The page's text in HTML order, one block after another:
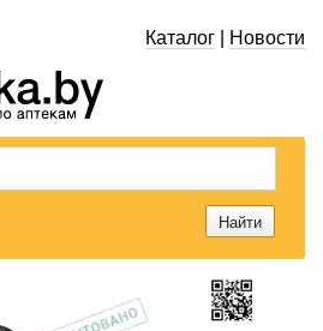
Каталог Новости